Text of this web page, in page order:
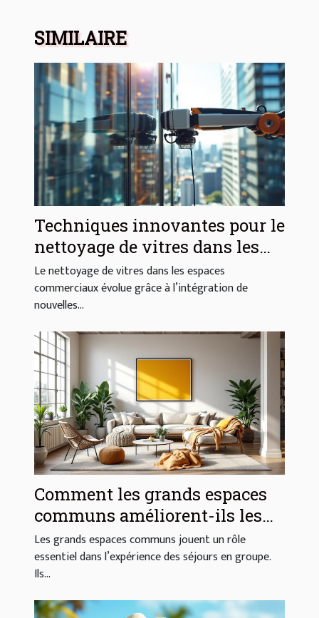
SIMILAIRE
Techniques innovantes pour le
nettoyage de vitres dans les
espaces commerciaux
Le nettoyage de vitres dans les espaces
commerciaux évolue grâce à l’intégration de
nouvelles...
Comment les grands espaces
communs améliorent-ils les
séjours en groupe ?
Les grands espaces communs jouent un rôle
essentiel dans l’expérience des séjours en groupe.
Ils...